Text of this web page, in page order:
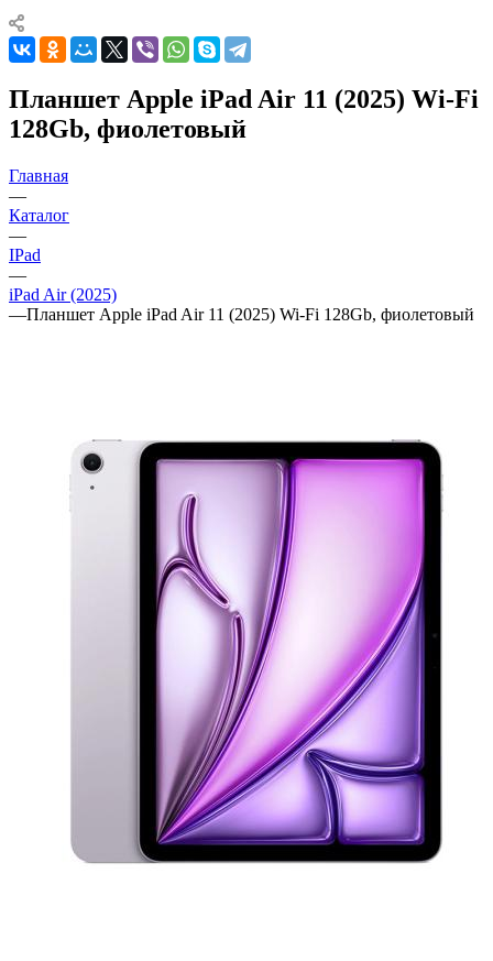
Планшет Apple iPad Air 11 (2025) Wi-Fi
128Gb, фиолетовый
Главная
—
Каталог
—
IPad
—
iPad Air (2025)
—Планшет Apple iPad Air 11 (2025) Wi-Fi 128Gb, фиолетовый